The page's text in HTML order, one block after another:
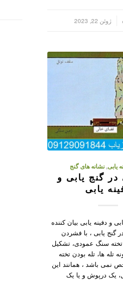
ژوئن 22, 2023
یابی,نشانه های گنج
گنج یابی و
یابی
و دفینه یابی بیان کننده
گنج یابی ، با فشردن
سنگ عمودی، تشکیل
تله ها، تله بودن تخته
نمی باشد ، همانند این
یک درپوش و یا یک